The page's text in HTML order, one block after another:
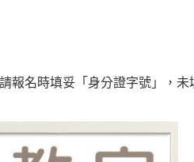
報名時填妥「身分證字號」，未